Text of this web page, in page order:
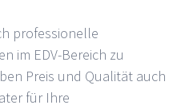
professionelle
im EDV-Bereich zu
Preis und Qualität auch
für Ihre